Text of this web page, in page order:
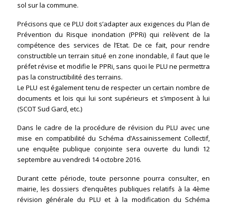
sol sur la commune.
Précisons que ce PLU doit s’adapter aux exigences du Plan de
Prévention du Risque inondation (PPRi) qui relèvent de la
compétence des services de l’Etat. De ce fait, pour rendre
constructible un terrain situé en zone inondable, il faut que le
préfet révise et modifie le PPRi, sans quoi le PLU ne permettra
pas la constructibilité des terrains.
Le PLU est également tenu de respecter un certain nombre de
documents et lois qui lui sont supérieurs et s’imposent à lui
(SCOT Sud Gard, etc.)
Dans le cadre de la procédure de révision du PLU avec une
mise en compatibilité du Schéma d’Assainissement Collectif,
une enquête publique conjointe sera ouverte du lundi 12
septembre au vendredi 14 octobre 2016.
Durant cette période, toute personne pourra consulter, en
mairie, les dossiers d’enquêtes publiques relatifs à la 4ème
révision générale du PLU et à la modification du Schéma